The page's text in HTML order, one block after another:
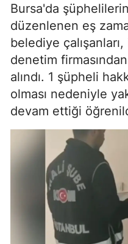
Bursa'da
düzenlenen eş
belediye
denetim
alındı. 1 şüpheli
olması nedeniyle
devam ettiği